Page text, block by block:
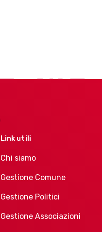
Link utili
Chi siamo
Gestione Comune
Gestione Politici
Gestione Associazioni